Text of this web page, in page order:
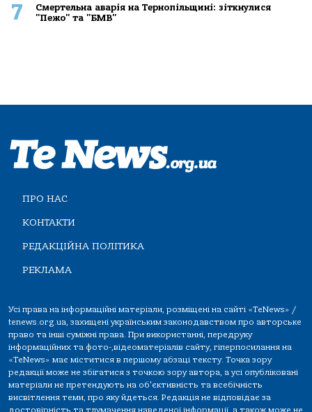
7
Смертельна аварія на Тернопільщині: зіткнулися
"Пежо" та "БМВ"
ПРО НАС
КОНТАКТИ
РЕДАКЦІЙНА ПОЛІТИКА
РЕКЛАМА
Усі права на інформаційні матеріали, розміщені на сайті «TeNews» /
tenews.org.ua, захищені українським законодавством про авторське
право та інші суміжні права. При використанні, передруку
інформаційних та фото-,відеоматеріалів сайту, гіперпосилання на
«TeNews» має міститися в першому абзаці тексту. Точка зору
редакції може не збігатися з точкою зору автора, а усі опубліковані
матеріали не претендують на об'єктивність та всебічність
висвітлення теми, про яку йдеться. Редакція не відповідає за
достовірність та тлумачення наведеної інформації, а також може не